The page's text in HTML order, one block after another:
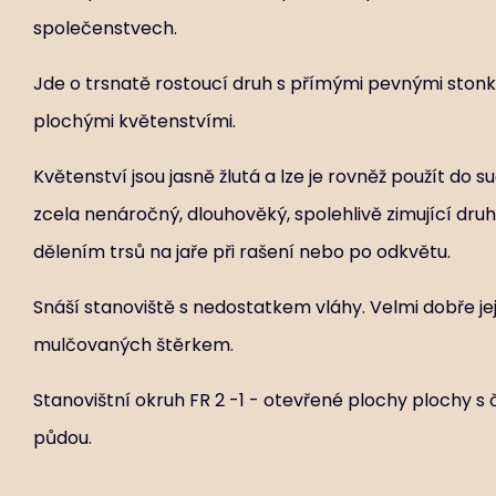
společenstvech.
Jde o trsnatě rostoucí druh s přímými pevnými
plochými květenstvími.
Květenství jsou jasně žlutá a lze je rovněž použít do
zcela nenáročný, dlouhověký, spolehlivě zimující
dělením trsů na jaře při rašení nebo po odkvětu.
Snáší stanoviště s nedostatkem vláhy. Velmi dobře
mulčovaných štěrkem.
Stanovištní okruh FR 2 -1 - otevřené plochy plochy s
půdou.